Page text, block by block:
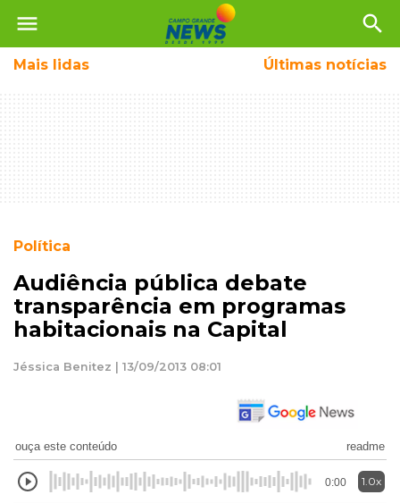
menu search
Mais lidas Últimas notícias
Política
Audiência pública debate
transparência em programas
habitacionais na Capital
Jéssica Benitez | 13/09/2013 08:01
ouça este conteúdo readme
0:00 1.0x